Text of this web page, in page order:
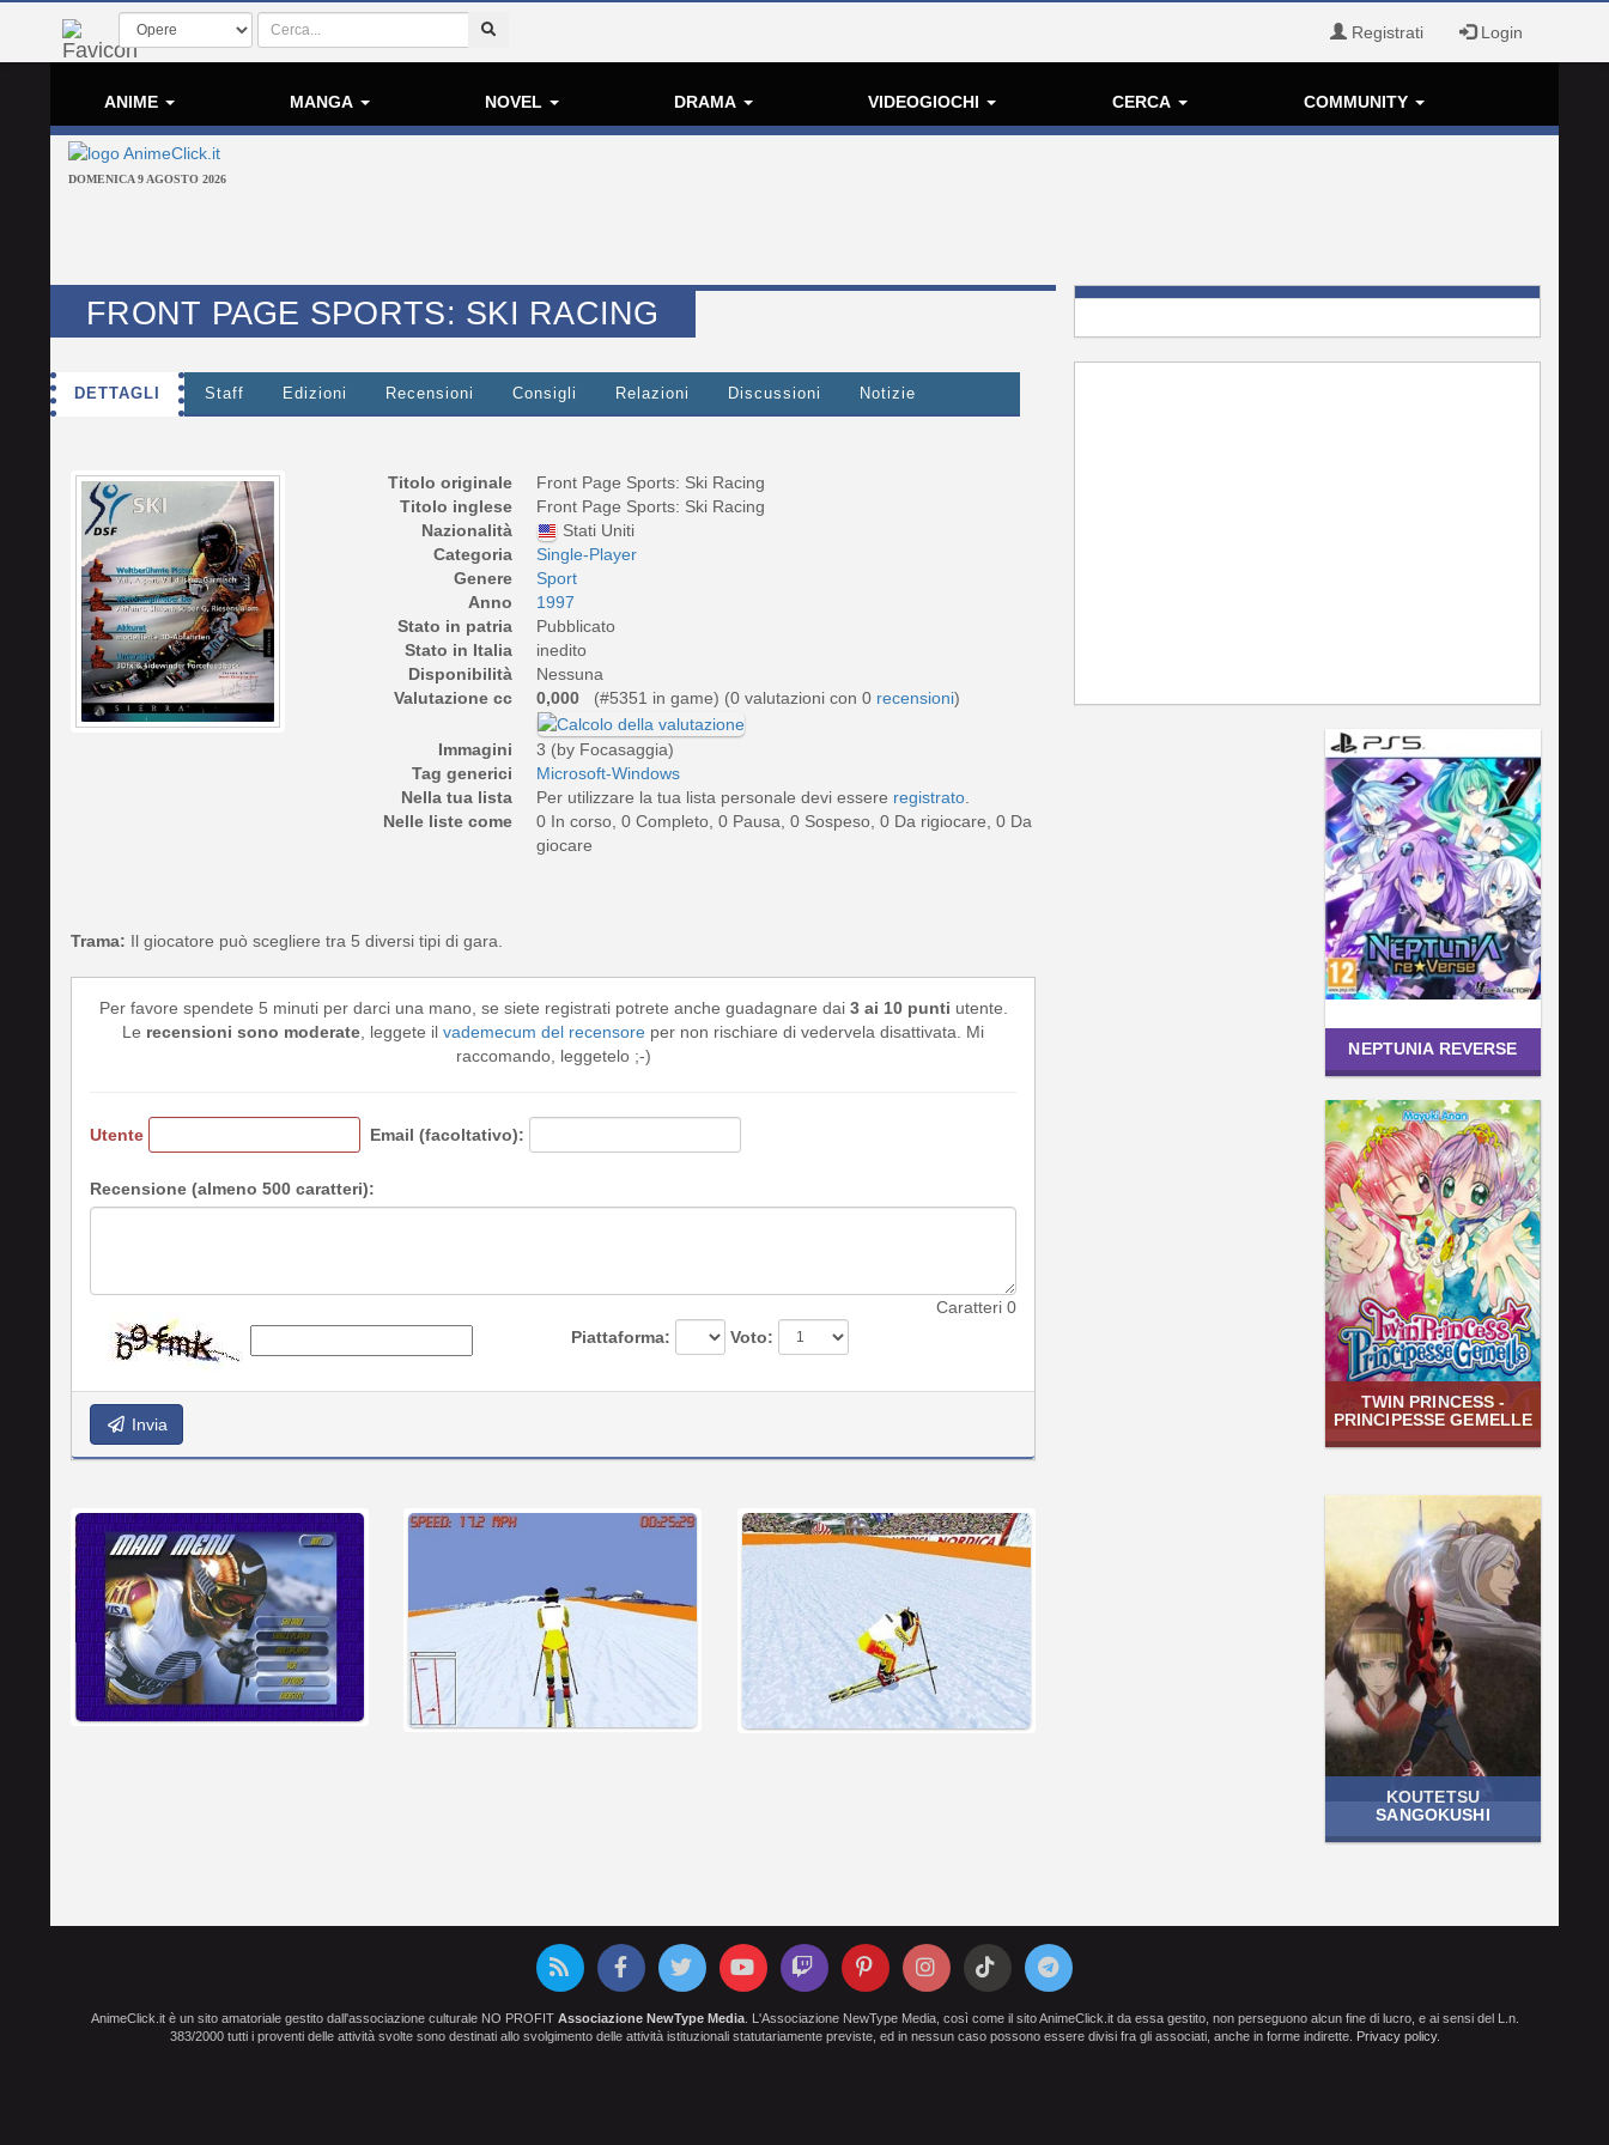
Registrati Login
ANIME MANGA NOVEL DRAMA VIDEOGIOCHI CERCA COMMUNITY
DOMENICA 9 AGOSTO 2026
FRONT PAGE SPORTS: SKI RACING
DETTAGLI Staff Edizioni Recensioni Consigli Relazioni Discussioni Notizie
Titolo originale
Front Page Sports: Ski Racing
Titolo inglese
Front Page Sports: Ski Racing
Nazionalità
Stati Uniti
Categoria
Single-Player
Genere
Sport
Anno
1997
Stato in patria
Pubblicato
Stato in Italia
inedito
Disponibilità
Nessuna
Valutazione cc
0,000 (#5351 in game) (0 valutazioni con 0 recensioni)
Immagini
3 (by Focasaggia)
Tag generici
Microsoft-Windows
Nella tua lista
Per utilizzare la tua lista personale devi essere registrato
Nelle liste come
0 In corso, 0 Completo, 0 Pausa, 0 Sospeso, 0 Da rigiocare, 0 Da
giocare
Trama: Il giocatore può scegliere tra 5 diversi tipi di gara.
Per favore spendete 5 minuti per darci una mano, se siete registrati potrete anche guadagnare dai 3 ai 10 punti utente.
Le recensioni sono moderate , leggete il vademecum del recensore per non rischiare di vedervela disattivata. Mi
raccomando, leggetelo ;-)
Utente Email (facoltativo):
Recensione (almeno 500 caratteri):
Caratteri 0
Piattaforma:
Voto:
Invia
NEPTUNIA REVERSE
TWIN PRINCESS -
PRINCIPESSE GEMELLE
KOUTETSU
SANGOKUSHI
AnimeClick.it è un sito amatoriale gestito dall'associazione culturale NO PROFIT Associazione NewType Media. L'Associazione NewType Media, così come il sito AnimeClick.it da essa gestito, non perseguono alcun fine di lucro, e ai sensi del L.n.
383/2000 tutti i proventi delle attività svolte sono destinati allo svolgimento delle attività istituzionali statutariamente previste, ed in nessun caso possono essere divisi fra gli associati, anche in forme indirette. Privacy policy.